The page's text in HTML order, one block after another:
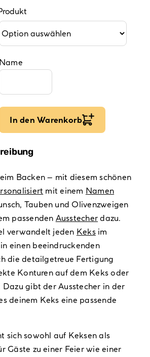
Name
In den Warenkorb
Backen – mit diesem schönen
mit einem Namen
Tauben und Olivenzweigen
passenden Ausstecher dazu.
verwandelt jeden Keksim
einen beeindruckenden
die detailgetreue Fertigung
Konturen auf dem Keks oder
Dazu gibt der Ausstecher in der
deinem Keks eine passende
sich sowohl auf Keksen als
Gäste zu einer Feier wie einer